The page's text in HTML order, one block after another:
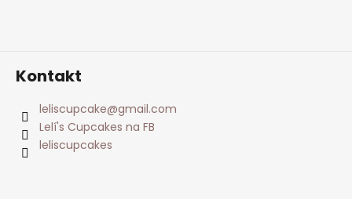
Kontakt
leliscupcake@gmail.com
Lelí's Cupcakes na FB
leliscupcakes